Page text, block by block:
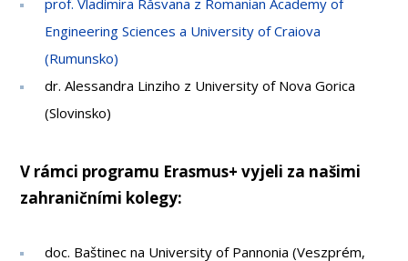
prof. Vladimira Răsvana z Romanian Academy of
Engineering Sciences a University of Craiova
(Rumunsko)
dr. Alessandra Linziho z University of Nova Gorica
(Slovinsko)
V rámci programu Erasmus+ vyjeli za našimi
zahraničními kolegy:
doc. Baštinec na University of Pannonia (Veszprém,